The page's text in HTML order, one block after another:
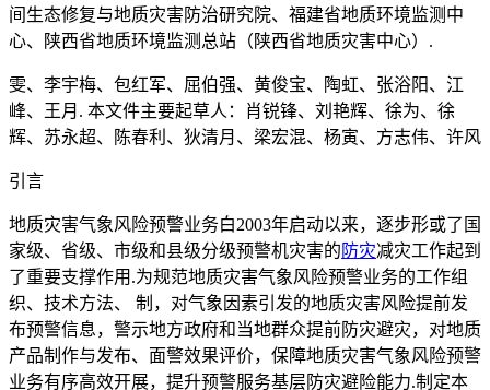
间生态修复与地质灾害防治研究院、福建省地质环境监测中
心、陕西省地质环境监测总站（陕西省地质灾害中心）.
雯、李宇梅、包红军、屈伯强、黄俊宝、陶虹、张浴阳、江
峰、王月. 本文件主要起草人：肖锐锋、刘艳辉、徐为、徐
辉、苏永超、陈春利、狄清月、梁宏混、杨寅、方志伟、许风
引言
地质灾害气象风险预警业务白2003年启动以来，逐步形或了国
家级、省级、市级和县级分级预警机灾害的 防灾减灾工作起到
了重要支撑作用.为规范地质灾害气象风险预警业务的工作组
织、技术方法、 制，对气象因素引发的地质灾害风险提前发
布预警信息，警示地方政府和当地群众提前防灾避灾，对地质
产品制作与发布、面警效果评价，保障地质灾害气象风险预警
业务有序高效开展，提升预警服务基层防灾避险能力.制定本